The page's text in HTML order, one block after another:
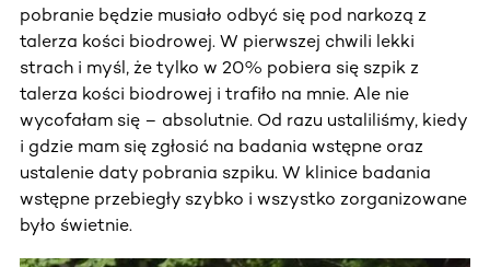
pobranie będzie musiało odbyć się pod narkozą z
talerza kości biodrowej. W pierwszej chwili lekki
strach i myśl, że tylko w 20% pobiera się szpik z
talerza kości biodrowej i trafiło na mnie. Ale nie
wycofałam się – absolutnie. Od razu ustaliliśmy, kiedy
i gdzie mam się zgłosić na badania wstępne oraz
ustalenie daty pobrania szpiku. W klinice badania
wstępne przebiegły szybko i wszystko zorganizowane
było świetnie.